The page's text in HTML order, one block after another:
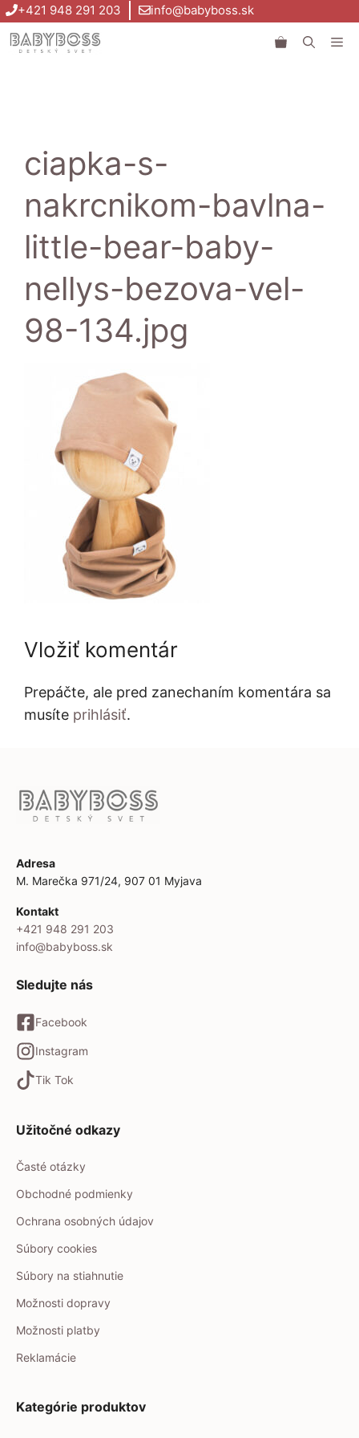
Preskočiť
na
obsah
+421 948 291 203 info@babyboss.sk
ciapka-s-
nakrcnikom-bavlna-
little-bear-baby-
nellys-bezova-vel-
98-134.jpg
Vložiť komentár
Prepáčte, ale pred zanechaním komentára sa
musíte prihlásiť.
Adresa
M. Marečka 971/24, 907 01 Myjava
Kontakt
+421 948 291 203
info@babyboss.sk
Sledujte nás
Facebook
Instagram
Tik Tok
Užitočné odkazy
Časté otázky
Obchodné podmienky
Ochrana osobných údajov
Súbory cookies
Súbory na stiahnutie
Možnosti dopravy
Možnosti platby
Reklamácie
Kategórie produktov